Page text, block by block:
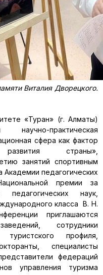
Виталия Дворецкого.
«Туран» (г. Алматы)
практическая
сфера как фактор
развития страны»,
занятий спортивным
педагогических
премии за
наук,
класса В. Н.
приглашаются
сотрудники
туристского профиля,
специалисты
федераций
управления туризма